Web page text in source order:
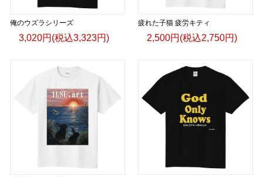
俺のウズラシリーズ
3,020円(税込3,323円)
疲れた子猫 疲労キティ
2,500円(税込2,750円)